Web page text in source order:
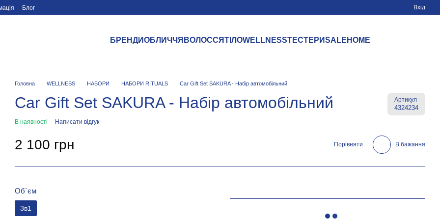
Блог Вхід
БРЕНДИОБЛИЧЧЯ ВОЛОССЯТІЛОWELLNESSТЕСТЕРИSALE HOME
Головна WELLNESS НАБОРИ НАБОРИ RITUALS Car Gift Set SAKURA - Набір автомобільний
Car Gift Set SAKURA - Набір автомобільний Артикул
4324234
В наявності Написати відгук
2 100 грн Порівняти В бажання
Об`єм
3в1